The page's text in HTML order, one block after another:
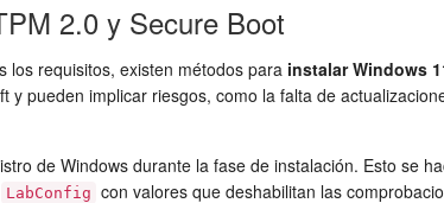
2.0 y Secure Boot
los requisitos, existen métodos para instalar Windows
pueden implicar riesgos, como la falta de
de Windows durante la fase de instalación. Esto se
LabConfig con valores que deshabilitan las